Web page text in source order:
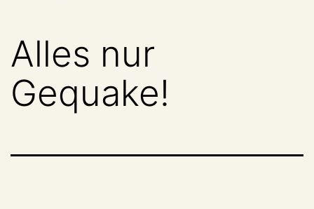
Alles nur
Gequake!